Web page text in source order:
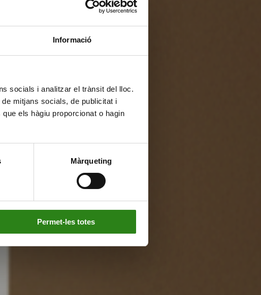
Informació
socials i analitzar el trànsit del lloc.
mitjans socials, de publicitat i
els hàgiu proporcionat o hagin
Màrqueting
Permet-les totes